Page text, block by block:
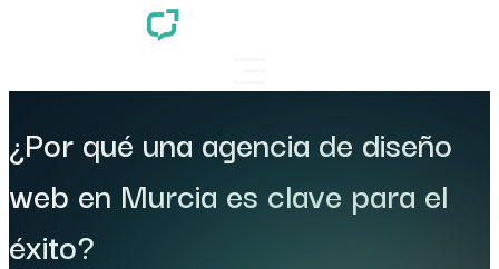
¿Por qué una agencia de diseño
web en Murcia es clave para el
éxito?